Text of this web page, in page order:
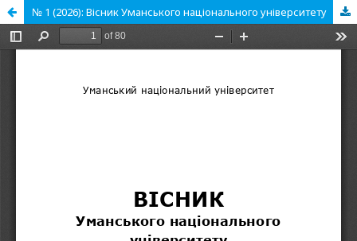
№ 1 (2026): Вісник Уманського національного університету